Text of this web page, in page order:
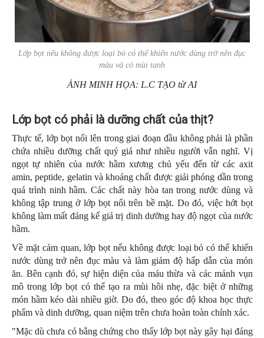
Lớp bọt nếu không được loại bỏ có thể khiến nước dùng trở nên đục
màu và có mùi tanh
ẢNH MINH HỌA: L.C TẠO từ AI
Lớp bọt có phải là dưỡng chất của thịt?
Thực tế, lớp bọt nổi lên trong giai đoạn đầu không phải là phần
chứa nhiều dưỡng chất quý giá như nhiều người vẫn nghĩ. Vị
ngọt tự nhiên của nước hầm xương chủ yếu đến từ các axit
amin, peptide, gelatin và khoáng chất được giải phóng dần trong
quá trình ninh hầm. Các chất này hòa tan trong nước dùng và
không tập trung ở lớp bọt nổi trên bề mặt. Do đó, việc hớt bọt
không làm mất đáng kể giá trị dinh dưỡng hay độ ngọt của nước
hầm.
Về mặt cảm quan, lớp bọt nếu không được loại bỏ có thể khiến
nước dùng trở nên đục màu và làm giảm độ hấp dẫn của món
ăn. Bên cạnh đó, sự hiện diện của máu thừa và các mảnh vụn
mô trong lớp bọt có thể tạo ra mùi hôi nhẹ, đặc biệt ở những
món hầm kéo dài nhiều giờ. Do đó, theo góc độ khoa học thực
phẩm và dinh dưỡng, quan niệm trên chưa hoàn toàn chính xác.
"Mặc dù chưa có bằng chứng cho thấy lớp bọt này gây hại đáng